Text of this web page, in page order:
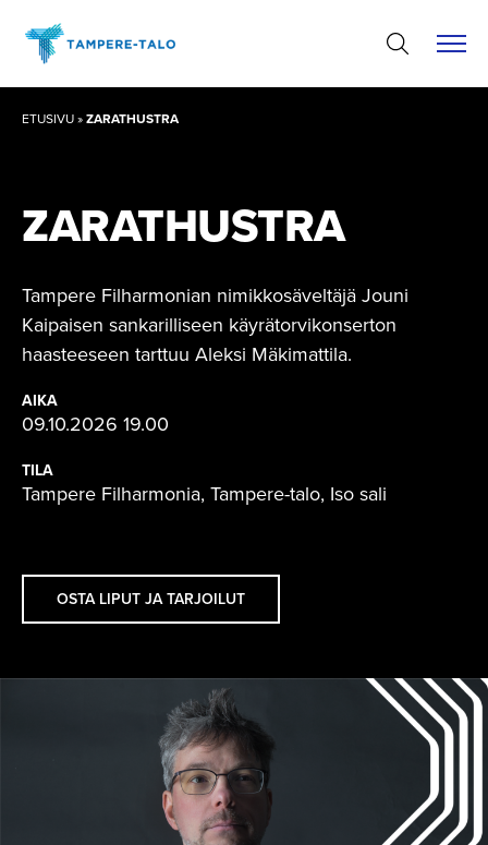
sisältöön
ETUSIVU»ZARATHUSTRA
ZARATHUSTRA
Tampere Filharmonian nimikkosäveltäjä Jouni
Kaipaisen sankarilliseen käyrätorvikonserton
haasteeseen tarttuu Aleksi Mäkimattila.
AIKA
09.10.2026 19.00
TILA
Tampere Filharmonia, Tampere-talo, Iso sali
OSTA LIPUT JA TARJOILUT